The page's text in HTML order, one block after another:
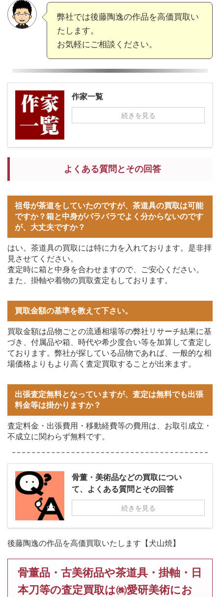
弊社では後藤陶逸の作品を高価買取い
たします。
お気軽にご相談ください。
作家一覧
続きを見る
よくある質問とその回答
祖母が茶道をしていたのですが、茶道具の買取は可能
ですか？箱と中身がバラバラでよく分からないのです
が、大丈夫ですか？
はい。茶道具の買取には特に力を入れております。是非拝
見させてください。
査定時に箱と中身を合わせますので、ご安心ください。
また、掛軸や着物の買取査定もしております。
買取金額の基準を教えて下さい。
買取金額は品物ごとの流通相場等の弊社リサーチ結果に基
づき、付属品や箱、時代や希少度合い等を加算して査定し
ております。弊社が探している品物であれば、一般的な相
場価格よりもより高く査定買取することが出来ます。
出張査定無料となっていますが、査定は無料でも出張
料金等は掛かりますか？
査定料金・出張費用・移動経費等の費用は、お取引成立・
不成立に関わらず無料です。
骨董・美術品などの買取につい
て、よくある質問とその回答
続きを見る
後藤陶逸の作品を高価買取いたします【犬山焼】
骨董品・古美術品や茶道具・掛軸・日
本刀等の査定買取は㈱愛研美術にお